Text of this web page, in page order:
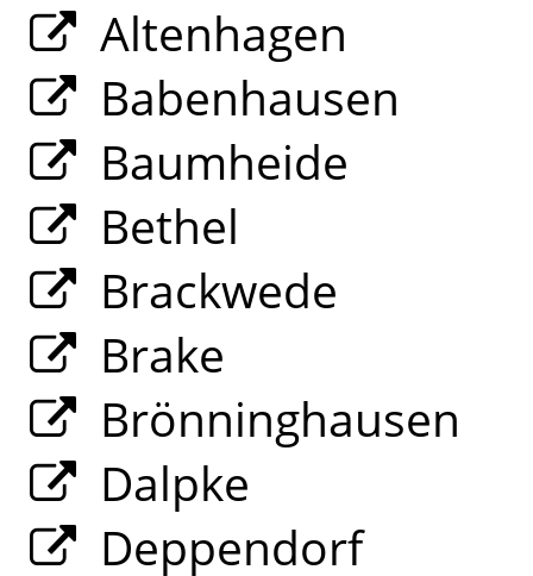
Altenhagen
Babenhausen
Baumheide
Bethel
Brackwede
Brake
Brönninghausen
Dalpke
Deppendorf